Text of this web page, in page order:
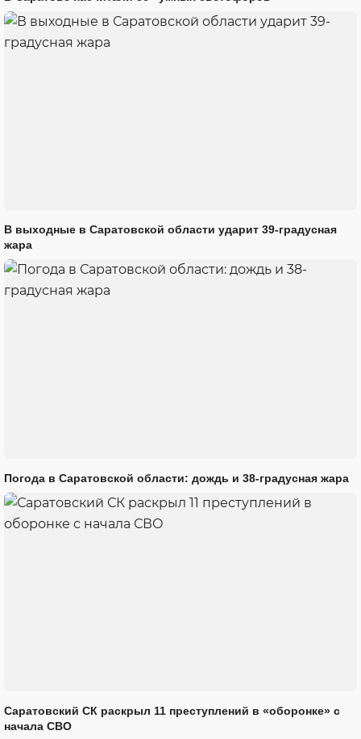
В выходные в Саратовской области ударит 39-градусная
жара
Погода в Саратовской области: дождь и 38-градусная жара
Саратовский СК раскрыл 11 преступлений в «оборонке» с
начала СВО